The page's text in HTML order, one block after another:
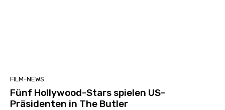
FILM-NEWS
Fünf Hollywood-Stars spielen US-
Präsidenten in The Butler